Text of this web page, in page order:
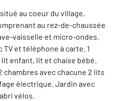
au coeur du village,
au rez-de-chaussée
vaisselle et micro-ondes.
et téléphone à carte. 1
lit enfant, lit et chaise bébé.
chambres avec chacune 2 lits
électrique. Jardin avec
vélos.